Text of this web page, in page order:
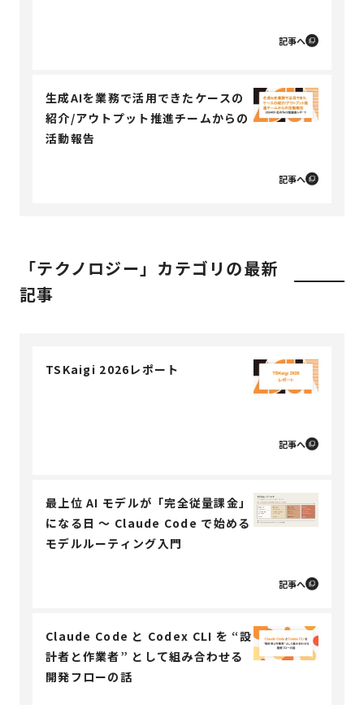
記事へ
生成AIを業務で活用できたケースの
紹介/アウトプット推進チームからの
活動報告
記事へ
「テクノロジー」カテゴリの最新
記事
TSKaigi 2026レポート
記事へ
最上位 AI モデルが「完全従量課金」
になる日 〜 Claude Code で始める
モデルルーティング入門
記事へ
Claude Code と Codex CLI を “設
計者と作業者” として組み合わせる
開発フローの話